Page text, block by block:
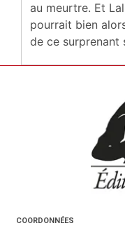
au meurtre. Et
pourrait bien
de ce surprenant
COORDONNÉES